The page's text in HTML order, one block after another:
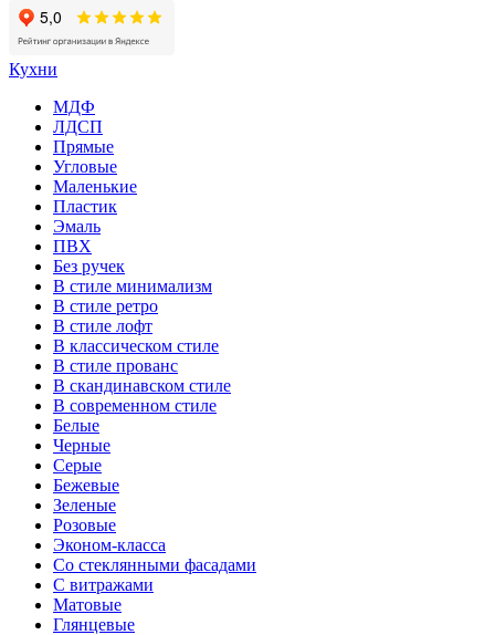
Кухни
МДФ
ЛДСП
Прямые
Угловые
Маленькие
Пластик
Эмаль
ПВХ
Без ручек
В стиле минимализм
В стиле ретро
В стиле лофт
В классическом стиле
В стиле прованс
В скандинавском стиле
В современном стиле
Белые
Черные
Серые
Бежевые
Зеленые
Розовые
Эконом-класса
Со стеклянными фасадами
С витражами
Матовые
Глянцевые